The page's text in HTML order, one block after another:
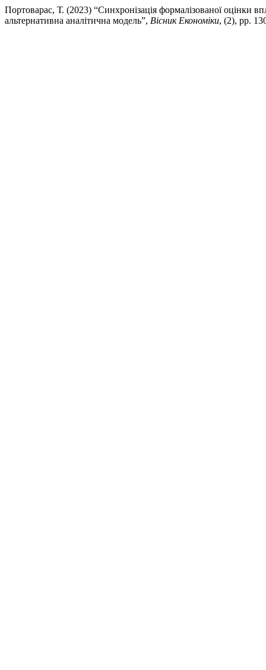
Портоварас, Т. (2023) “Синхронізація формалізованої оцінки
альтернативна аналітична модель”, Вісник Економіки, (2), pp.